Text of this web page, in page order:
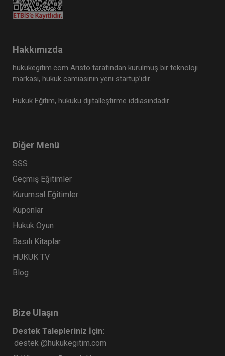
Hakkımızda
hukukegitim.com Aristo tarafından kurulmuş bir teknoloji
markası, hukuk camiasının yeni startup’ıdır.
Hukuk Eğitim, hukuku dijitalleştirme iddiasındadır.
Diğer Menü
SSS
Geçmiş Eğitimler
Kurumsal Eğitimler
Kuponlar
Hukuk Oyun
Basılı Kitaplar
HUKUK TV
Blog
Bize Ulaşın
Destek Talepleriniz İçin:
destek @hukukegitim.com